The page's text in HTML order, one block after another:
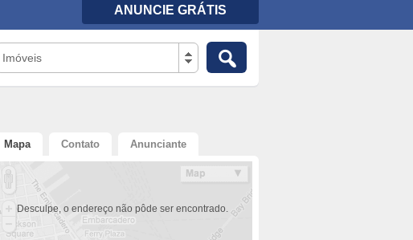
ANUNCIE GRÁTIS
Imóveis
Mapa Contato Anunciante
Desculpe, o endereço não pôde ser encontrado.